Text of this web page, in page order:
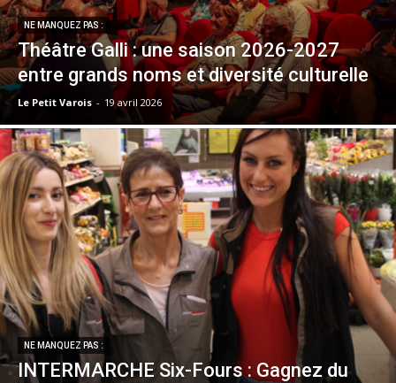
NE MANQUEZ PAS :
Théâtre Galli : une saison 2026-2027
entre grands noms et diversité culturelle
Le Petit Varois - 19 avril 2026
NE MANQUEZ PAS :
INTERMARCHE Six-Fours : Gagnez du